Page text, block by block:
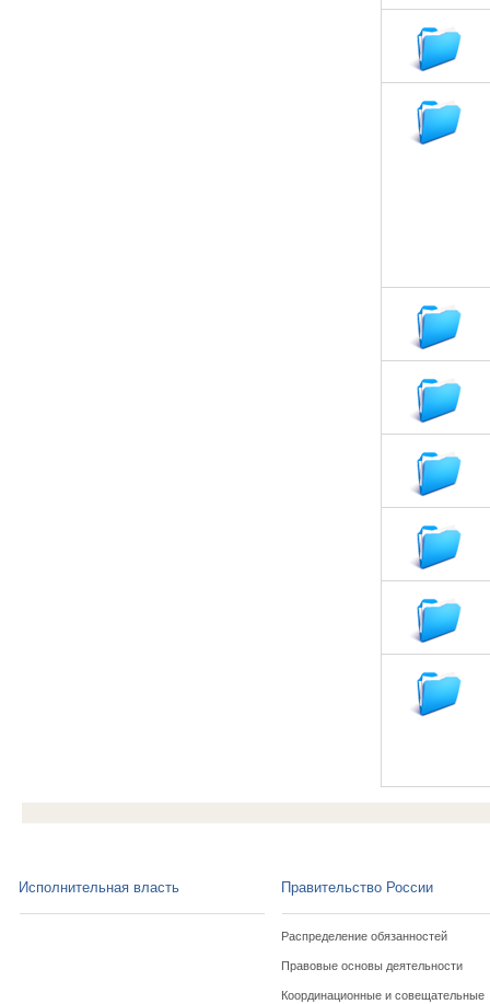
Исполнительная власть Правительство России
Распределение обязанностей
Правовые основы деятельности
Координационные и совещательные